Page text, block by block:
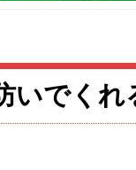
いでくれ